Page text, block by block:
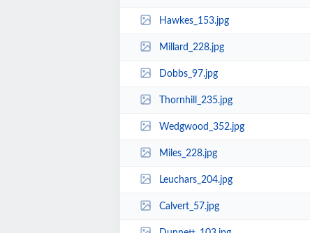
Hawkes_153.jpg
Millard_228.jpg
Dobbs_97.jpg
Thornhill_235.jpg
Wedgwood_352.jpg
Miles_228.jpg
Leuchars_204.jpg
Calvert_57.jpg